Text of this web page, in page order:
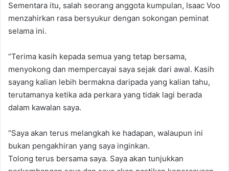
Sementara itu, salah seorang anggota kumpulan, Isaac Voo
menzahirkan rasa bersyukur dengan sokongan peminat
selama ini.
“Terima kasih kepada semua yang tetap bersama,
menyokong dan mempercayai saya sejak dari awal. Kasih
sayang kalian lebih bermakna daripada yang kalian tahu,
terutamanya ketika ada perkara yang tidak lagi berada
dalam kawalan saya.
“Saya akan terus melangkah ke hadapan, walaupun ini
bukan pengakhiran yang saya inginkan.
Tolong terus bersama saya. Saya akan tunjukkan